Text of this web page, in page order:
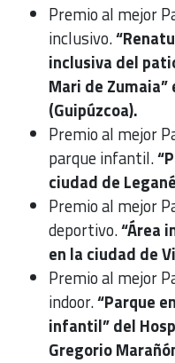
Premio al mejor
inclusivo.
inclusiva del
Mari de
(Guipúzcoa).
Premio al mejor
parque infantil.
ciudad de
Premio al mejor
deportivo.“Área
en la ciudad de
Premio al mejor
indoor.“Parque
infantil” del
Gregorio